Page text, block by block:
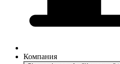
Компания